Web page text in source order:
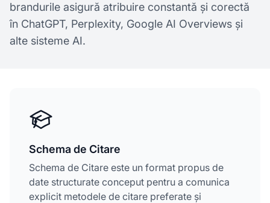
brandurile asigură atribuire constantă și corectă
în ChatGPT, Perplexity, Google AI Overviews și
alte sisteme AI.
Schema de Citare
Schema de Citare este un format propus de
date structurate conceput pentru a comunica
explicit metodele de citare preferate și